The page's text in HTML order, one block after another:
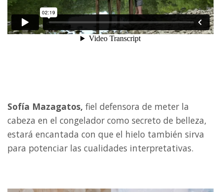
Sofía Mazagatos, fiel defensora de meter la
cabeza en el congelador como secreto de belleza,
estará encantada con que el hielo también sirva
para potenciar las cualidades interpretativas.